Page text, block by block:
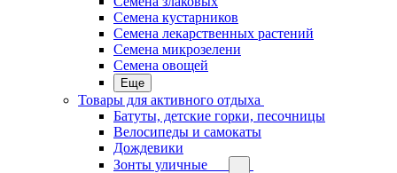
Семена кустарников
Семена лекарственных растений
Семена микрозелени
Семена овощей
Еще
Товары для активного отдыха
Батуты, детские горки, песочницы
Велосипеды и самокаты
Дождевики
Зонты уличные